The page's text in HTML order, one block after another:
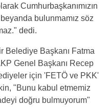
Cumhurbaşkanımızın
bulunmamız söz
dedi.
Belediye Başkanı Fatma
Genel Başkanı Recep
için 'FETÖ ve PKK'
"Bunu kabul etmemiz
doğru bulmuyorum"